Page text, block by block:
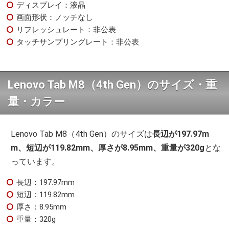
ディスプレイ：液晶
画面形状：ノッチなし
リフレッシュレート：非公表
タッチサンプリングレート：非公表
Lenovo Tab M8（4th Gen）のサイズ・重
量・カラー
Lenovo Tab M8（4th Gen）のサイズは長辺が197.97m
m、短辺が119.82mm、厚さが8.95mm、重量が320gとな
っています。
長辺：197.97mm
短辺：119.82mm
厚さ：8.95mm
重量：320g